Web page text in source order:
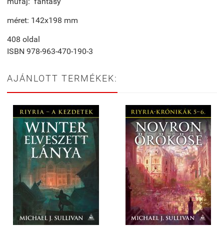
méret: 142x198 mm
408 oldal
ISBN 978-963-470-190-3
AJÁNLOTT TERMÉKEK: